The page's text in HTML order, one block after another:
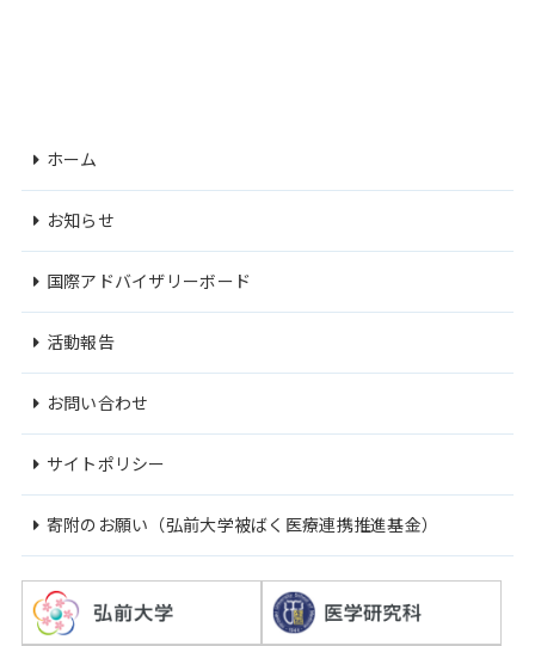
ホーム
お知らせ
国際アドバイザリーボード
活動報告
お問い合わせ
サイトポリシー
寄附のお願い（弘前大学被ばく医療連携推進基金）